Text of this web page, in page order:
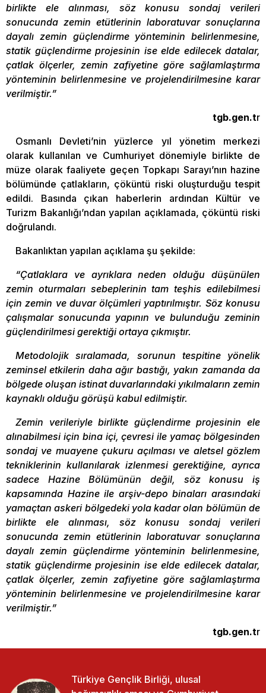
birlikte ele alınması, söz konusu sondaj verileri
sonucunda zemin etütlerinin laboratuvar sonuçlarına
dayalı zemin güçlendirme yönteminin belirlenmesine,
statik güçlendirme projesinin ise elde edilecek datalar,
çatlak ölçerler, zemin zafiyetine göre sağlamlaştırma
yönteminin belirlenmesine ve projelendirilmesine karar
verilmiştir.”
tgb.gen.tr
Osmanlı Devleti’nin yüzlerce yıl yönetim merkezi
olarak kullanılan ve Cumhuriyet dönemiyle birlikte de
müze olarak faaliyete geçen Topkapı Sarayı’nın hazine
bölümünde çatlakların, çöküntü riski oluşturduğu tespit
edildi. Basında çıkan haberlerin ardından Kültür ve
Turizm Bakanlığı’ndan yapılan açıklamada, çöküntü riski
doğrulandı.
Bakanlıktan yapılan açıklama şu şekilde:
“Çatlaklara ve ayrıklara neden olduğu düşünülen
zemin oturmaları sebeplerinin tam teşhis edilebilmesi
için zemin ve duvar ölçümleri yaptırılmıştır. Söz konusu
çalışmalar sonucunda yapının ve bulunduğu zeminin
güçlendirilmesi gerektiği ortaya çıkmıştır.
Metodolojik sıralamada, sorunun tespitine yönelik
zeminsel etkilerin daha ağır bastığı, yakın zamanda da
bölgede oluşan istinat duvarlarındaki yıkılmaların zemin
kaynaklı olduğu görüşü kabul edilmiştir.
Zemin verileriyle birlikte güçlendirme projesinin ele
alınabilmesi için bina içi, çevresi ile yamaç bölgesinden
sondaj ve muayene çukuru açılması ve aletsel gözlem
tekniklerinin kullanılarak izlenmesi gerektiğine, ayrıca
sadece Hazine Bölümünün değil, söz konusu iş
kapsamında Hazine ile arşiv-depo binaları arasındaki
yamaçtan askeri bölgedeki yola kadar olan bölümün de
birlikte ele alınması, söz konusu sondaj verileri
sonucunda zemin etütlerinin laboratuvar sonuçlarına
dayalı zemin güçlendirme yönteminin belirlenmesine,
statik güçlendirme projesinin ise elde edilecek datalar,
çatlak ölçerler, zemin zafiyetine göre sağlamlaştırma
yönteminin belirlenmesine ve projelendirilmesine karar
verilmiştir.”
tgb.gen.tr
Türkiye Gençlik Birliği, ulusal